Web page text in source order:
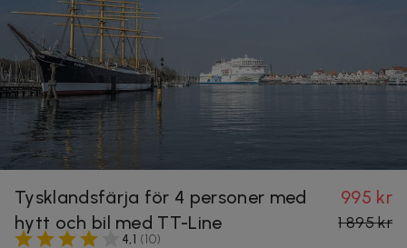
Tysklandsfärja för 4 personer med
hytt och bil med TT-Line
995 kr
1 895 kr
4,1 (10)